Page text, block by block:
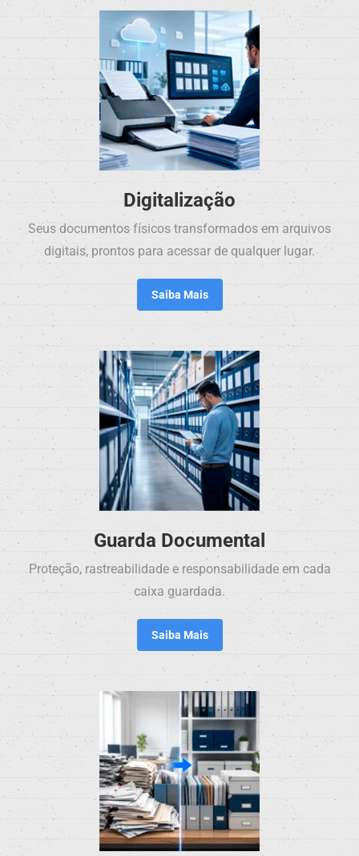
Digitalização
Seus documentos físicos transformados em arquivos
digitais, prontos para acessar de qualquer lugar.
Saiba Mais
Guarda Documental
Proteção, rastreabilidade e responsabilidade em cada
caixa guardada.
Saiba Mais